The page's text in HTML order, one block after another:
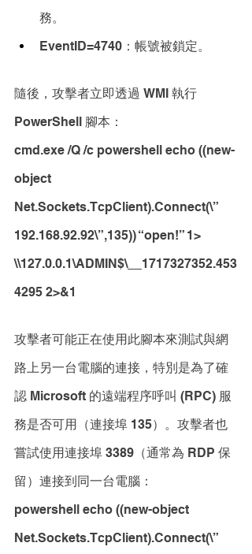
務。
EventID=4740：帳號被鎖定。
隨後，攻擊者立即透過 WMI 執行
PowerShell 腳本：
cmd.exe /Q /c powershell echo ((new-
object
Net.Sockets.TcpClient).Connect(\”
192.168.92.92\”,135)) “open!” 1>
\\127.0.0.1\ADMIN$\__1717327352.453
4295 2>&1
攻擊者可能正在使用此腳本來測試與網
路上另一台電腦的連接，特別是為了確
認 Microsoft 的遠端程序呼叫 (RPC) 服
務是否可用（連接埠 135）。攻擊者也
嘗試使用連接埠 3389（通常為 RDP 保
留）連接到同一台電腦：
powershell echo ((new-object
Net.Sockets.TcpClient).Connect(\”